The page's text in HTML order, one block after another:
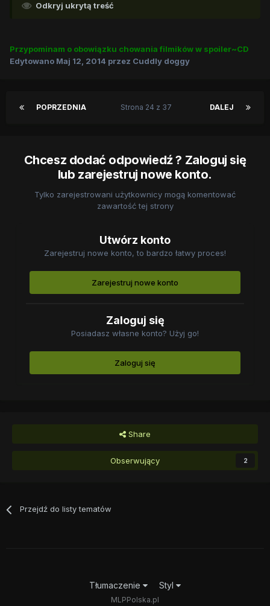
Odkryj ukrytą treść
Przypominam o obowiązku chowania filmików w spoiler~CD
Edytowano Maj 12, 2014 przez Cuddly doggy
POPRZEDNIA DALEJ
Strona 24 z 37
Chcesz dodać odpowiedź ? Zaloguj się
lub zarejestruj nowe konto.
Tylko zarejestrowani użytkownicy mogą komentować
zawartość tej strony
Utwórz konto
Zarejestruj nowe konto, to bardzo łatwy proces!
Zarejestruj nowe konto
Zaloguj się
Posiadasz własne konto? Użyj go!
Zaloguj się
Share
Obserwujący 2
Przejdź do listy tematów
Tłumaczenie Styl
MLPPolska.pl